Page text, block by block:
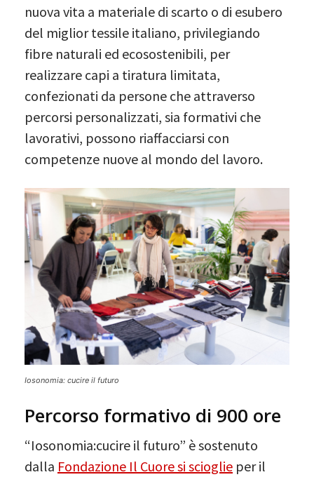
nuova vita a materiale di scarto o di esubero
del miglior tessile italiano, privilegiando
fibre naturali ed ecosostenibili, per
realizzare capi a tiratura limitata,
confezionati da persone che attraverso
percorsi personalizzati, sia formativi che
lavorativi, possono riaffacciarsi con
competenze nuove al mondo del lavoro.
Iosonomia: cucire il futuro
Percorso formativo di 900 ore
“Iosonomia:cucire il futuro” è sostenuto
dalla Fondazione Il Cuore si scioglie per il